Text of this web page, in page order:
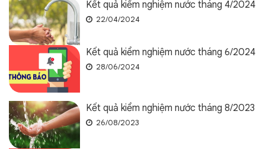
Kết quả kiểm nghiệm nước tháng 4/2024
22/04/2024
Kết quả kiểm nghiệm nước tháng 6/2024
28/06/2024
Kết quả kiểm nghiệm nước tháng 8/2023
26/08/2023